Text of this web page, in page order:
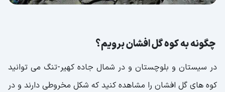
چگونه به کوه گل افشان برویم؟
در سیستان و بلوچستان و در شمال جاده کهیر-تنگ می توانید
کوه های گل افشان را مشاهده کنید که شکل مخروطی دارند و در